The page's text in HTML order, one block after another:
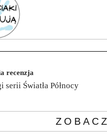
recenzja
serii Światła Północy